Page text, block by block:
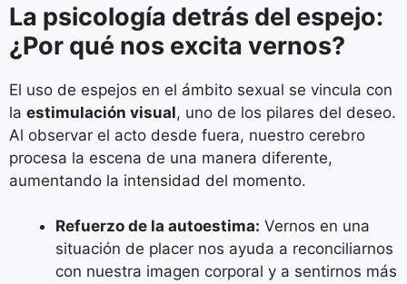
La psicología detrás del espejo:
¿Por qué nos excita vernos?
El uso de espejos en el ámbito sexual se vincula con
la estimulación visual, uno de los pilares del deseo.
Al observar el acto desde fuera, nuestro cerebro
procesa la escena de una manera diferente,
aumentando la intensidad del momento.
Refuerzo de la autoestima: Vernos en una
situación de placer nos ayuda a reconciliarnos
con nuestra imagen corporal y a sentirnos más